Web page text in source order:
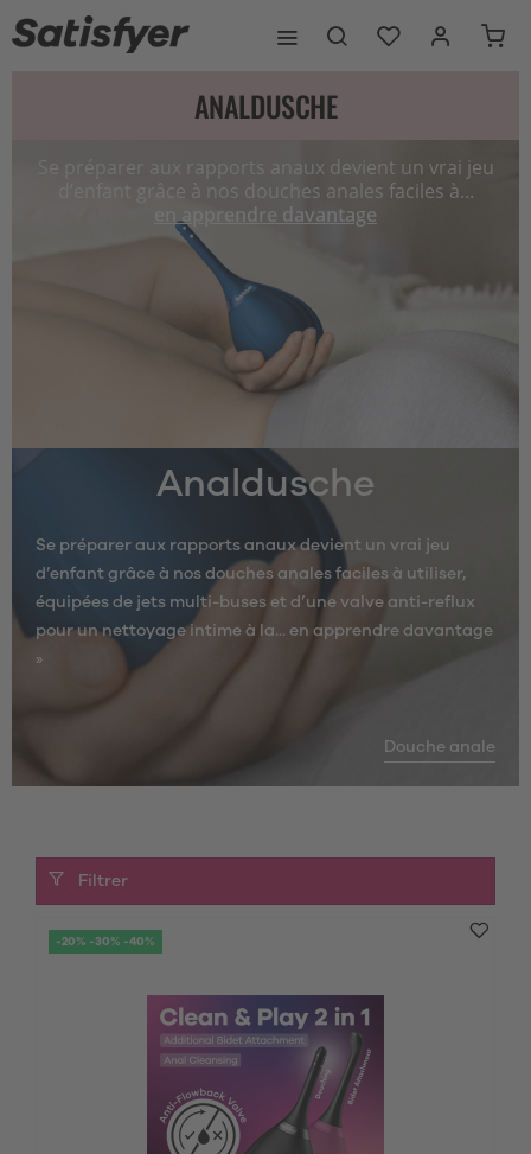
ANALDUSCHE
Se préparer aux rapports anaux devient un vrai jeu
d’enfant grâce à nos douches anales faciles à...
en apprendre davantage
Analdusche
Se préparer aux rapports anaux devient un vrai jeu
d’enfant grâce à nos douches anales faciles à utiliser,
équipées de jets multi-buses et d’une valve anti-reflux
pour un nettoyage intime à la... en apprendre davantage
»
Douche anale
Filtrer
-20% -30% -40%